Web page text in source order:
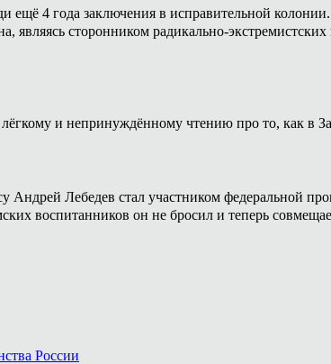
ещё 4 года заключения в исправительной
являясь сторонником радикально-
и непринуждённому чтению про то, как в
Лебедев стал участником федеральной
воспитанников он не бросил и теперь
России